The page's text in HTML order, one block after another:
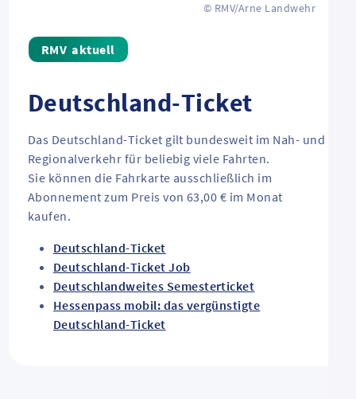
© RMV/Arne Landwehr
aktuell
Deutschland-Ticket
Das Deutschland-Ticket gilt bundesweit im Nah- und
Regionalverkehr für beliebig viele Fahrten.
Sie können die Fahrkarte ausschließlich im
Abonnement zum Preis von 63,00 € im Monat
kaufen.
Deutschland-Ticket
Deutschland-Ticket Job
Deutschlandweites Semesterticket
Hessenpass mobil: das vergünstigte
Deutschland-Ticket